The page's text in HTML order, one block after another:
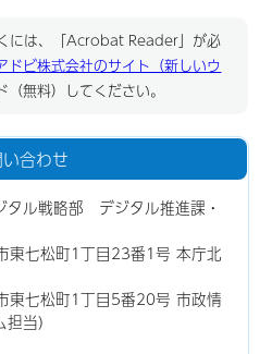
には、「Acrobat Reader」が必
ドビ株式会社のサイト（新しいウ
無料）してください。
合わせ
ル戦略部 デジタル推進課・
東七松町1丁目23番1号 本庁北
東七松町1丁目5番20号 市政情
当）